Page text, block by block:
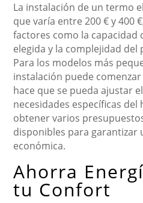
La instalación de un termo
que varía entre 200 € y 400
factores como la capacidad
elegida y la complejidad del
Para los modelos más
instalación puede
hace que se pueda ajustar
necesidades específicas
obtener varios
disponibles para garantizar
económica.
Ahorra
tu Confort